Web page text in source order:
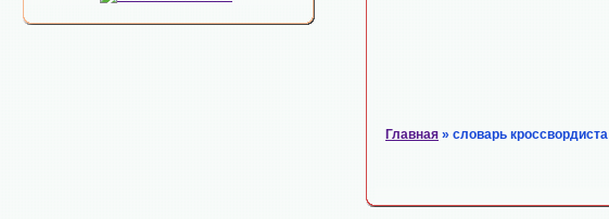
Главная » словарь кроссвордиста